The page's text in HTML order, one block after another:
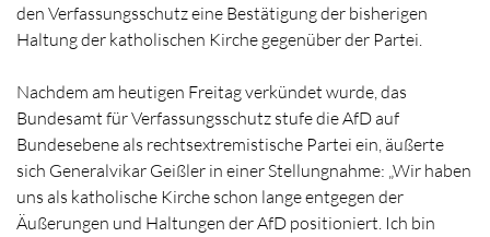
den Verfassungsschutz eine Bestätigung der bisherigen
Haltung der katholischen Kirche gegenüber der Partei.
Nachdem am heutigen Freitag verkündet wurde, das
Bundesamt für Verfassungsschutz stufe die AfD auf
Bundesebene als rechtsextremistische Partei ein, äußerte
sich Generalvikar Geißler in einer Stellungnahme: „Wir haben
uns als katholische Kirche schon lange entgegen der
Äußerungen und Haltungen der AfD positioniert. Ich bin